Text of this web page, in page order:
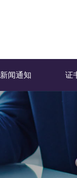
新闻通知 证